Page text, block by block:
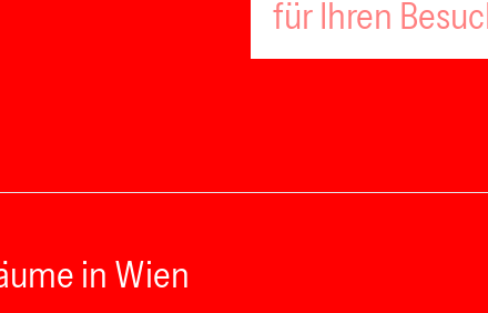
für Ihren
in Wien